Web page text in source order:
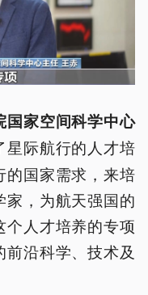
国家空间科学中心
星际航行的人才培
的国家需求，来培
，为航天强国的
人才培养的专项
沿科学、技术及